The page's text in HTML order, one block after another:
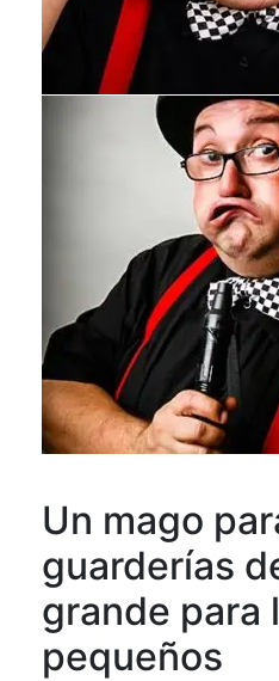
Un mago
guarderías
grande para
pequeños